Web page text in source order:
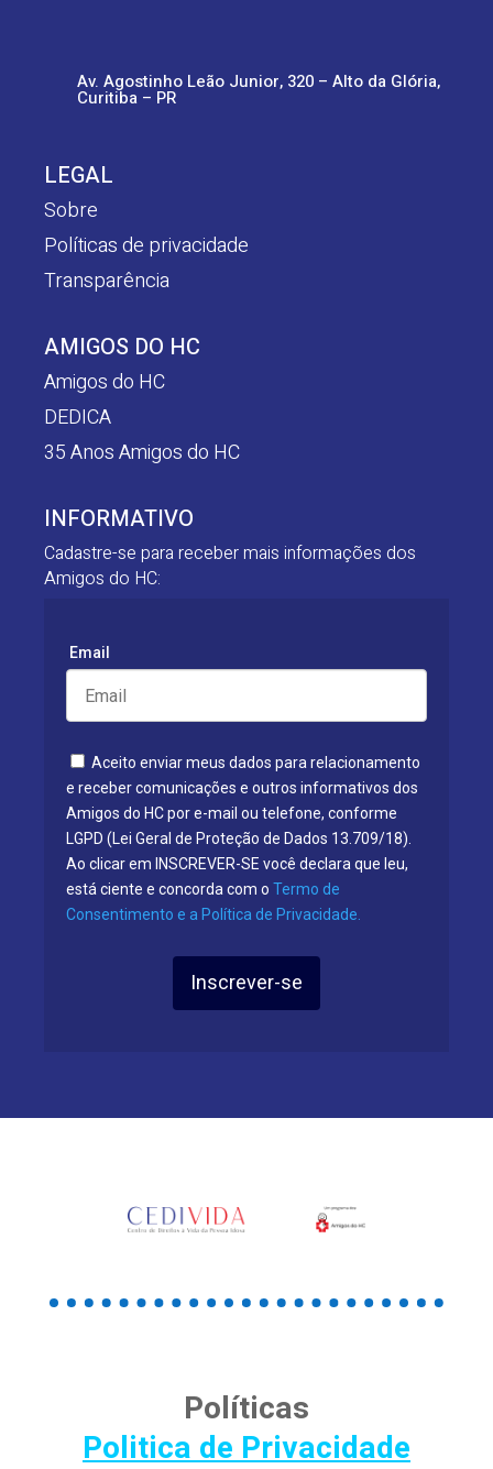
Av. Agostinho Leão Junior, 320 – Alto da Glória,
Curitiba – PR
LEGAL
Sobre
Políticas de privacidade
Transparência
AMIGOS DO HC
Amigos do HC
DEDICA
35 Anos Amigos do HC
INFORMATIVO
Cadastre-se para receber mais informações dos
Amigos do HC:
Email
Aceito enviar meus dados para relacionamento
e receber comunicações e outros informativos dos
Amigos do HC por e-mail ou telefone, conforme
LGPD (Lei Geral de Proteção de Dados 13.709/18).
Ao clicar em INSCREVER-SE você declara que leu,
está ciente e concorda com o Termo de
Consentimento e a Política de Privacidade.
Inscrever-se
Políticas
Politica de Privacidade